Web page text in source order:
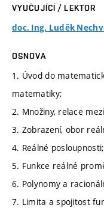
VYUČUJÍCÍ / LEKTOR
doc. Ing. Luděk
OSNOVA
1. Úvod do
matematiky;
2. Množiny, relace
3. Zobrazení, obor
4. Reálné posloupnosti;
5. Funkce reálné
6. Polynomy a
7. Limita a spojitost